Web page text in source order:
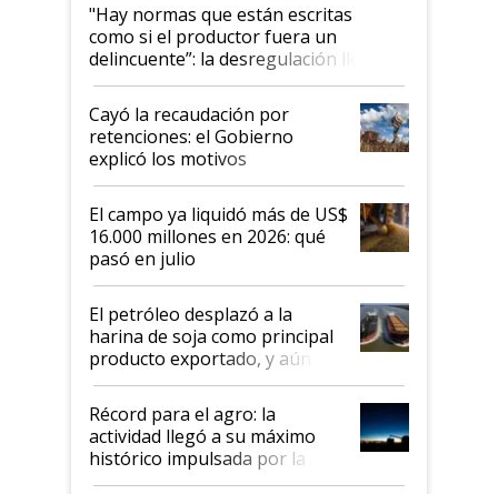
"Hay normas que están escritas
como si el productor fuera un
delincuente”: la desregulación llegó
al Congreso Aapresid y hasta se
habló del financiamiento al IPCVA
Cayó la recaudación por
retenciones: el Gobierno
explicó los motivos
El campo ya liquidó más de US$
16.000 millones en 2026: qué
pasó en julio
El petróleo desplazó a la
harina de soja como principal
producto exportado, y aún así
el agro aportó casi seis de cada
diez dólares y sostuvo el
liderazgo en un semestre
récord
Récord para el agro: la
actividad llegó a su máximo
histórico impulsada por la
cosecha y las exportaciones